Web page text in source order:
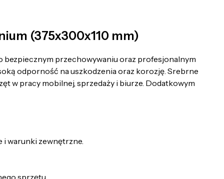
(375x300x110 mm)
bezpiecznym przechowywaniu oraz profesjonalnym
odporność na uszkodzenia oraz korozję. Srebrne
w pracy mobilnej, sprzedaży i biurze. Dodatkowym
i warunki zewnętrzne.